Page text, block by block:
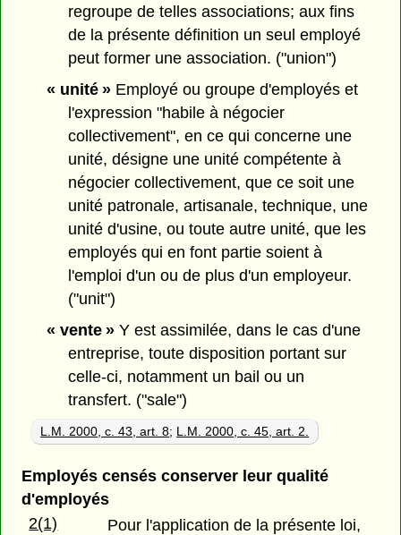
regroupe de telles associations; aux fins
de la présente définition un seul employé
peut former une association. ("union")
« unité »Employé ou groupe d'employés et
l'expression "habile à négocier
collectivement", en ce qui concerne une
unité, désigne une unité compétente à
négocier collectivement, que ce soit une
unité patronale, artisanale, technique, une
unité d'usine, ou toute autre unité, que les
employés qui en font partie soient à
l'emploi d'un ou de plus d'un employeur.
("unit")
« vente »Y est assimilée, dans le cas d'une
entreprise, toute disposition portant sur
celle-ci, notamment un bail ou un
transfert. ("sale")
L.M. 2000, c. 43, art. 8; L.M. 2000, c. 45, art. 2.
Employés censés conserver leur qualité
d'employés
2(1)
Pour l'application de la présente loi,